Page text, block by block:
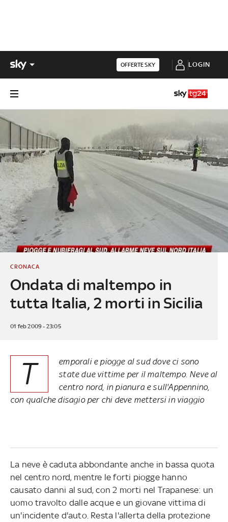
OFFERTE SKY LOGIN
Ondata di maltempo in
tutta Italia, 2 morti in Sicilia
CRONACA
01 feb 2009 - 23:05
T
emporali e piogge al sud dove ci sono
state due vittime per il maltempo. Neve al
centro nord, in pianura e sull'Appennino,
con qualche disagio per chi deve mettersi in viaggio
La neve è caduta abbondante anche in bassa quota
nel centro nord, mentre le forti piogge hanno
causato danni al sud, con 2 morti nel Trapanese: un
uomo travolto dalle acque e un giovane vittima di
un'incidente d'auto. Resta l'allerta della protezione